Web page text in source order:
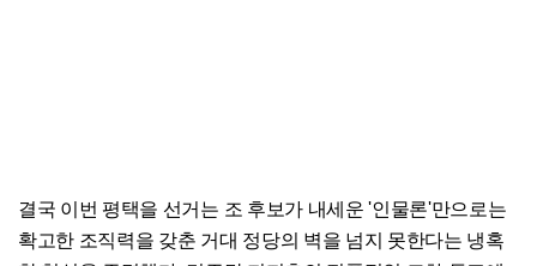
결국 이번 평택을 선거는 조 후보가 내세운 '인물론'만으로는
확고한 조직력을 갖춘 거대 정당의 벽을 넘지 못한다는 냉혹